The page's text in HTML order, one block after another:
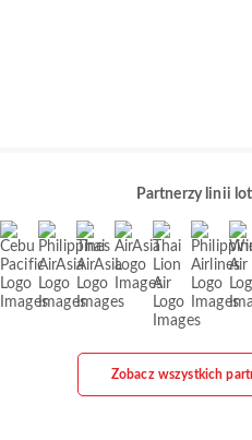
Partnerzy linii
Zobacz wszystkich